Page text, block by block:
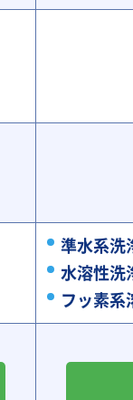
準水系洗
水溶性洗
フッ素系